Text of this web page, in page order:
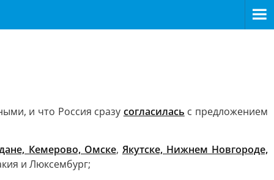
и что Россия сразу согласилась с предложением
Кемерово, Омске, Якутске, Нижнем Новгороде,
и Люксембург;